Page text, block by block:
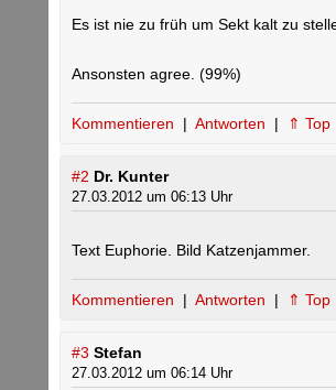
Es ist nie zu früh um Sekt kalt zu
Ansonsten agree. (99%)
Kommentieren | Antworten | ⇑ Top
#2 Dr. Kunter
27.03.2012 um 06:13 Uhr
Text Euphorie. Bild Katzenjammer.
Kommentieren | Antworten | ⇑ Top
#3 Stefan
27.03.2012 um 06:14 Uhr